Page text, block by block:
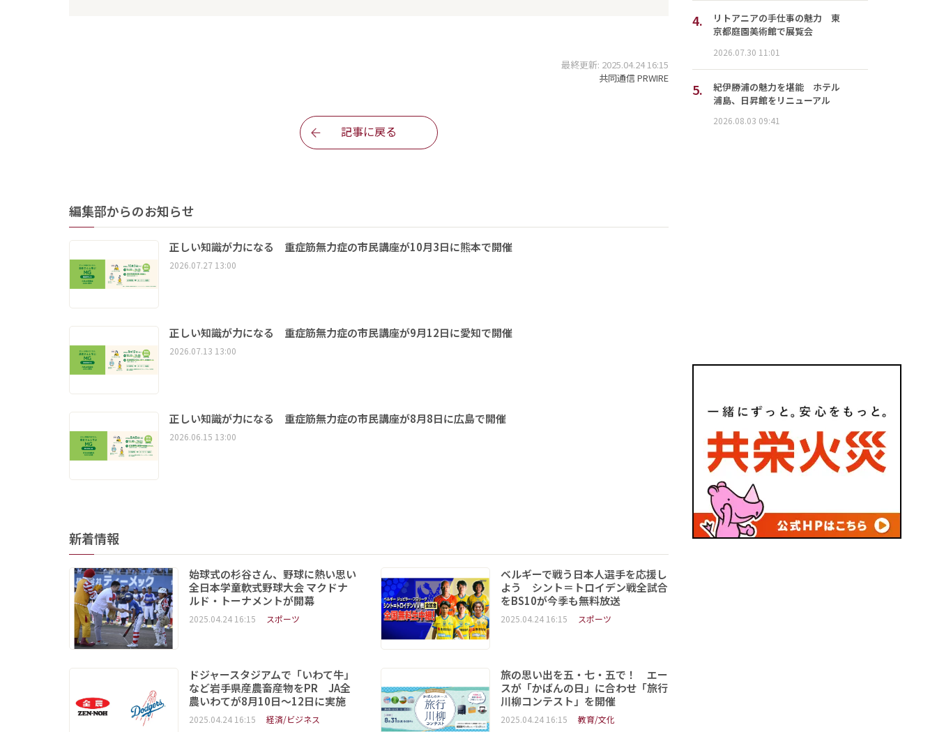
最終更新: 2025.04.24 16:15
共同通信 PRWIRE
記事に戻る
編集部からのお知らせ
正しい知識が力になる 重症筋無力症の市民講座が10月3日に熊本で開催
2026.07.27 13:00
正しい知識が力になる 重症筋無力症の市民講座が9月12日に愛知で開催
2026.07.13 13:00
正しい知識が力になる 重症筋無力症の市民講座が8月8日に広島で開催
2026.06.15 13:00
新着情報
始球式の杉谷さん、野球に熱い思い
全日本学童軟式野球大会 マクドナ
ルド・トーナメントが開幕
2025.04.24 16:15 スポーツ
ベルギーで戦う日本人選手を応援し
よう シント＝トロイデン戦全試合
をBS10が今季も無料放送
2025.04.24 16:15 スポーツ
ドジャースタジアムで「いわて牛」
など岩手県産農畜産物をPR JA全
農いわてが8月10日～12日に実施
2025.04.24 16:15 経済/ビジネス
旅の思い出を五・七・五で！ エー
スが「かばんの日」に合わせ「旅行
川柳コンテスト」を開催
2025.04.24 16:15 教育/文化
4.
リトアニアの手仕事の魅力 東
京都庭園美術館で展覧会
2026.07.30 11:01
5.
紀伊勝浦の魅力を堪能 ホテル
浦島、日昇館をリニューアル
2026.08.03 09:41